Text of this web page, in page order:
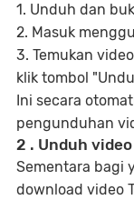
1. Unduh dan
2. Masuk
3. Temukan
klik tombol
Ini secara
pengunduhan
2 . Unduh
Sementara bagi
download video